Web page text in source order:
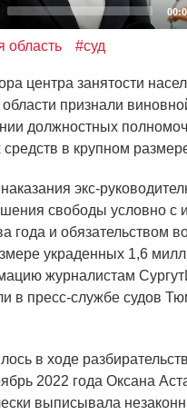
область #суд
центра занятости
признали
должностных
в крупном
экс-
свободы условно с
года и обязательством
украденных 1,6
журналистам
в пресс-службе судов
в ходе
2022 года Оксана
выписывала